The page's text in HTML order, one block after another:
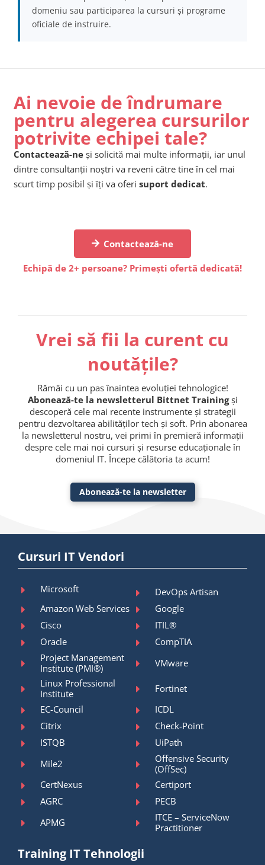
domeniu sau participarea la cursuri și programe
oficiale de instruire.
Ai nevoie de îndrumare
pentru alegerea cursurilor
potrivite echipei tale?
Contactează-ne și solicită mai multe informații, iar unul
dintre consultanții noștri va reveni către tine în cel mai
scurt timp posibil și îți va oferi suport dedicat.
Contactează-ne
Echipă de 2+ persoane? Primești ofertă dedicată!
Vrei să fii la curent cu
noutățile?
Rămâi cu un pas înaintea evoluției tehnologice!
Abonează-te la newsletterul Bittnet Trainingși
descoperă cele mai recente instrumente și strategii
pentru dezvoltarea abilităților tech și soft. Prin abonarea
la newsletterul nostru, vei primi în premieră informații
despre cele mai noi cursuri și resurse educaționale în
domeniul IT. Începe călătoria ta acum!
Abonează-te la newsletter
Cursuri IT Vendori
Microsoft
DevOps Artisan
Amazon Web Services
Google
Cisco
ITIL®
Oracle
CompTIA
Project Management
Institute (PMI®)
VMware
Linux Professional
Institute
Fortinet
EC-Council
ICDL
Citrix
Check-Point
ISTQB
UiPath
Mile2
Offensive Security
(OffSec)
CertNexus
Certiport
AGRC
PECB
APMG
ITCE – ServiceNow
Practitioner
Training IT Tehnologii